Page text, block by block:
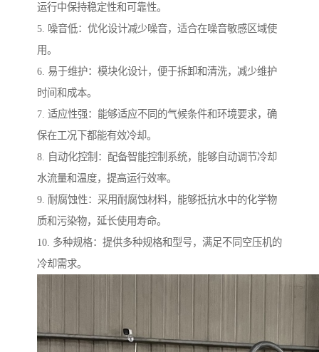
运行中保持稳定性和可靠性。
5. 噪音低：优化设计减少噪音，适合在噪音敏感区域使
用。
6. 易于维护：模块化设计，便于拆卸和清洗，减少维护
时间和成本。
7. 适应性强：能够适应不同的气候条件和环境要求，确
保在工况下都能有效冷却。
8. 自动化控制：配备智能控制系统，能够自动调节冷却
水流量和温度，提高运行效率。
9. 耐腐蚀性：采用耐腐蚀材料，能够抵抗水中的化学物
质和污染物，延长使用寿命。
10. 多种规格：提供多种规格和型号，满足不同空压机的
冷却需求。